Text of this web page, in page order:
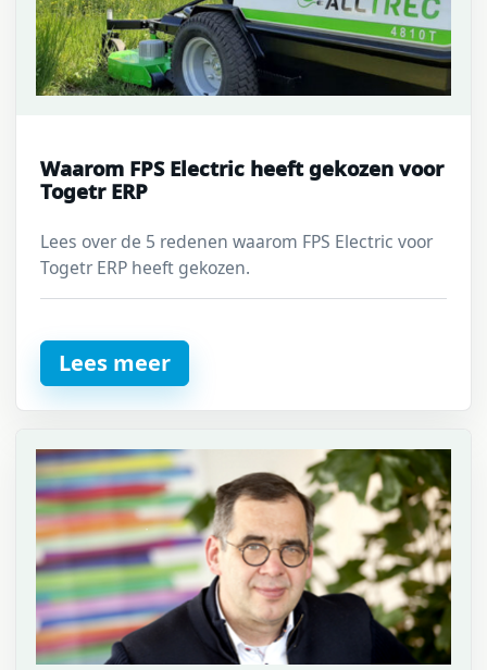
Waarom FPS Electric heeft gekozen voor
Togetr ERP
Lees over de 5 redenen waarom FPS Electric voor
Togetr ERP heeft gekozen.
Lees meer